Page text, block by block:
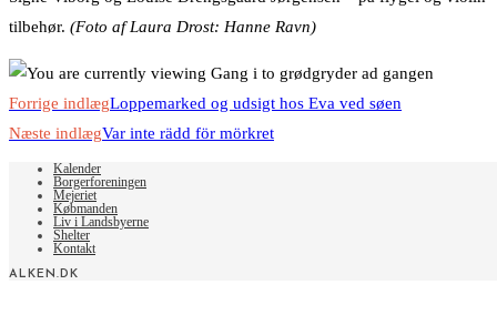
tilbehør. (Foto af Laura Drost: Hanne Ravn)
Read
more
articles
Forrige indlægLoppemarked og udsigt hos Eva ved søen
Næste indlægVar inte rädd för mörkret
Kalender
Borgerforeningen
Mejeriet
Købmanden
Liv i Landsbyerne
Shelter
Kontakt
ALKEN.DK